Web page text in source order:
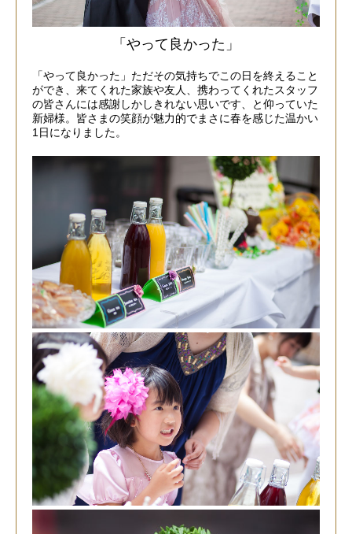
「やって良かった」
「やって良かった」ただその気持ちでこの日を終えること
ができ、来てくれた家族や友人、携わってくれたスタッフ
の皆さんには感謝しかしきれない思いです、と仰っていた
新婦様。皆さまの笑顔が魅力的でまさに春を感じた温かい
1日になりました。